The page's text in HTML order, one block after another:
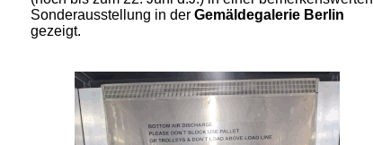
Sonderausstellung in der Gemäldegalerie Berlin
gezeigt.